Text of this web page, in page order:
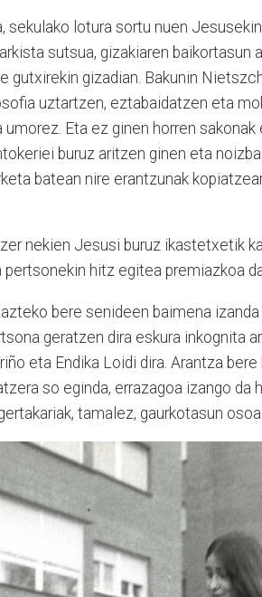
sekulako lotura sortu nuen
sutsua, gizakiaren baikortasun
gutxirekin gizadian. Bakunin
uztartzen, eztabaidatzen eta
Eta ez ginen horren
buruz aritzen ginen eta
batean nire erantzunak
nekien Jesusi buruz ikastetxetik
pertsonekin hitz egitea premiazkoa
bere senideen baimena
geratzen dira eskura inkognita
eta Endika Loidi dira. Arantza
so eginda, errazagoa izango
tamalez, gaurkotasun osoa